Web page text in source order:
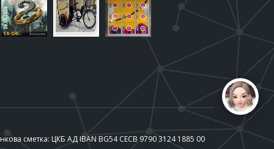
сметка: ЦКБ АД IBAN BG54 CECB 9790 3124 1885 00